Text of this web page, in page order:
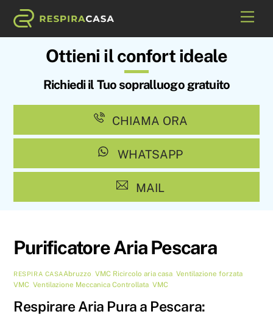
Skip
Ottieni il confort ideale
Richiedi il Tuo sopralluogo gratuito
CHIAMA ORA
WHATSAPP
MAIL
Purificatore Aria Pescara
RESPIRA CASAAbruzzo VMC Ricircolo aria casa, Ventilazione forzata
VMC ,Ventilazione Meccanica Controllata ,VMC
Respirare Aria Pura a Pescara: